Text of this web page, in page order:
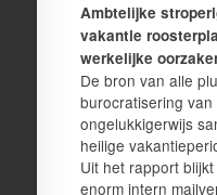
Ambtelijke
vakantie
werkelijke
De bron van alle
burocratisering
ongelukkigerwijs
heilige
Uit het rapport
enorm intern